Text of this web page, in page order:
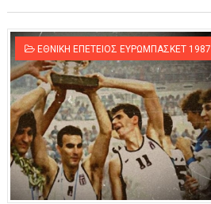
ΕΘΝΙΚΗ ΕΠΕΤΕΙΟΣ ΕΥΡΩΜΠΑΣΚΕΤ 1987